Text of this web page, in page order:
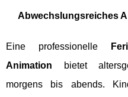
Abwechslungsreiches
Eine professionelle
Animation bietet
morgens bis abends.